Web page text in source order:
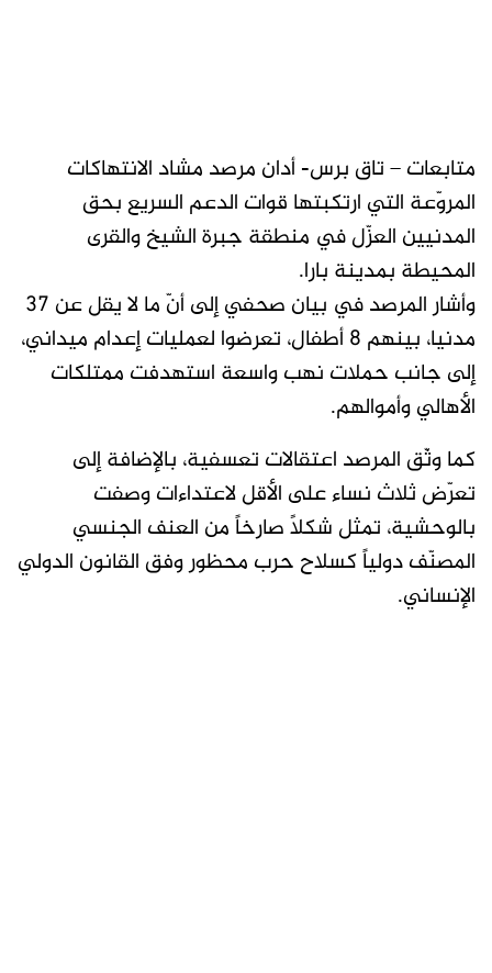
متابعات – تاق برس- أدان مرصد مشاد الانتهاكات
المروّعة التي ارتكبتها قوات الدعم السريع بحق
المدنيين العزّل في منطقة جبرة الشيخ والقرى
المحيطة بمدينة بارا.
وأشار المرصد في بيان صحفي إلى أنّ ما لا يقل عن 37
مدنيا، بينهم 8 أطفال، تعرضوا لعمليات إعدام ميداني،
إلى جانب حملات نهب واسعة استهدفت ممتلكات
الأهالي وأموالهم.
كما وثّق المرصد اعتقالات تعسفية، بالإضافة إلى
تعرّض ثلاث نساء على الأقل لاعتداءات وصفت
بالوحشية، تمثل شكلاً صارخاً من العنف الجنسي
المصنّف دولياً كسلاح حرب محظور وفق القانون الدولي
الإنساني.